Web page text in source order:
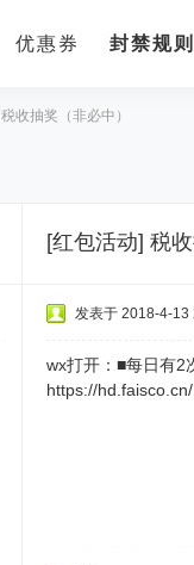
优惠券 封禁规则
税收抽奖（非必中）
[红包活动] 税
发表于 2018-4-13
wx打开：■每日有2
https://